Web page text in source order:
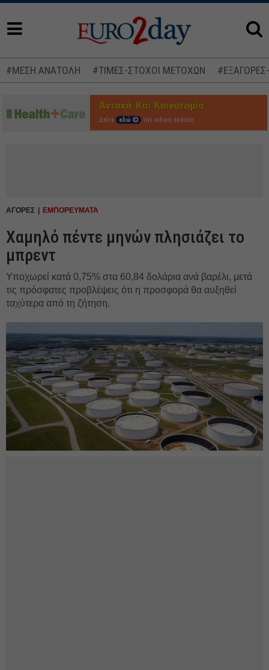
#ΜΕΣΗ ΑΝΑΤΟΛΗ #ΤΙΜΕΣ-ΣΤΟΧΟΙ ΜΕΤΟΧΩΝ
Δείτε εδώ την ειδική έκδοση
ΑΓΟΡΕΣ ΕΜΠΟΡΕΥΜΑΤΑ
Χαμηλό πέντε μηνών πλησιάζει το
μπρεντ
Υποχωρεί κατά 0,75% στα 60,84 δολάρια ανά βαρέλι, μετά
τις πρόσφατες προβλέψεις ότι η προσφορά θα αυξηθεί
ταχύτερα από τη ζήτηση.